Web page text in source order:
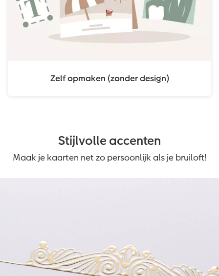
Zelf opmaken (zonder design)
Stijlvolle accenten
Maak je kaarten net zo persoonlijk als je bruiloft!